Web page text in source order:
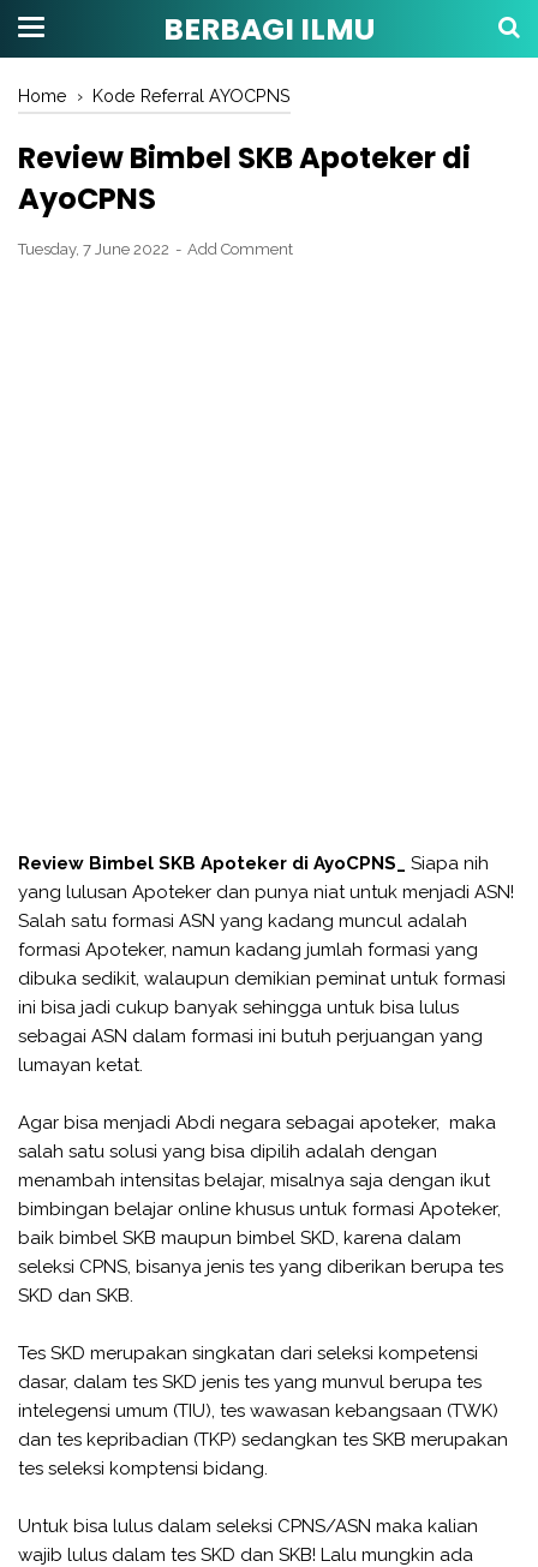
BERBAGI ILMU
Home › Kode Referral AYOCPNS
Review Bimbel SKB Apoteker di
AyoCPNS
Tuesday, 7 June 2022 Add Comment
Review Bimbel SKB Apoteker di AyoCPNS_
Siapa nih
yang lulusan Apoteker dan punya niat untuk menjadi ASN!
Salah satu formasi ASN yang kadang muncul adalah
formasi Apoteker, namun kadang jumlah formasi yang
dibuka sedikit, walaupun demikian peminat untuk formasi
ini bisa jadi cukup banyak sehingga untuk bisa lulus
sebagai ASN dalam formasi ini butuh perjuangan yang
lumayan ketat.
Agar bisa menjadi Abdi negara sebagai apoteker, maka
salah satu solusi yang bisa dipilih adalah dengan
menambah intensitas belajar, misalnya saja dengan ikut
bimbingan belajar online khusus untuk formasi Apoteker,
baik bimbel SKB maupun bimbel SKD, karena dalam
seleksi CPNS, bisanya jenis tes yang diberikan berupa tes
SKD dan SKB.
Tes SKD merupakan singkatan dari seleksi kompetensi
dasar, dalam tes SKD jenis tes yang munvul berupa tes
intelegensi umum (TIU), tes wawasan kebangsaan (TWK)
dan tes kepribadian (TKP) sedangkan tes SKB merupakan
tes seleksi komptensi bidang.
Untuk bisa lulus dalam seleksi CPNS/ASN maka kalian
wajib lulus dalam tes SKD dan SKB! Lalu mungkin ada